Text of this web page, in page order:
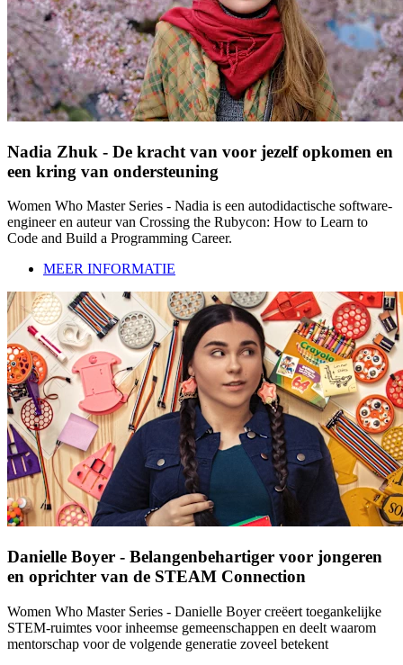
Nadia Zhuk - De kracht van voor jezelf opkomen en
een kring van ondersteuning
Women Who Master Series - Nadia is een autodidactische software-
engineer en auteur van Crossing the Rubycon: How to Learn to
Code and Build a Programming Career.
MEER INFORMATIE
Danielle Boyer - Belangenbehartiger voor jongeren
en oprichter van de STEAM Connection
Women Who Master Series - Danielle Boyer creëert toegankelijke
STEM-ruimtes voor inheemse gemeenschappen en deelt waarom
mentorschap voor de volgende generatie zoveel betekent